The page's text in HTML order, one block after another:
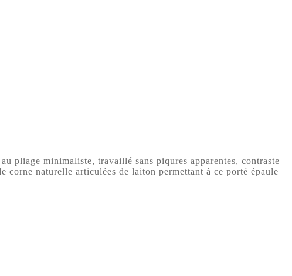
pliage minimaliste, travaillé sans piqures apparentes, contraste
corne naturelle articulées de laiton permettant à ce porté épaule